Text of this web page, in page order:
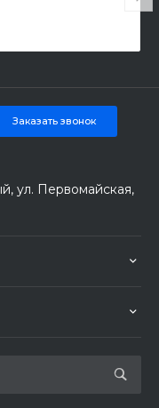
Заказать звонок
ул. Первомайская,